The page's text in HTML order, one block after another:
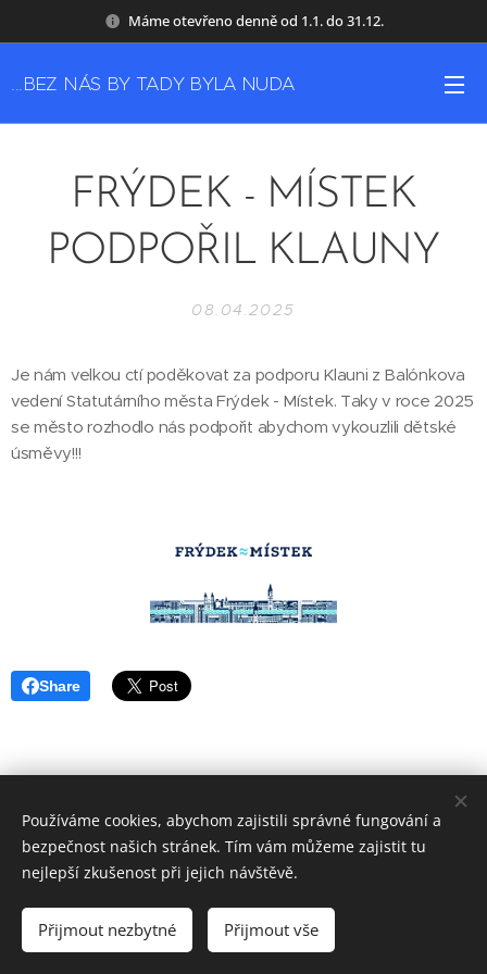
Máme otevřeno denně od 1.1. do 31.12.
...BEZ NÁS BY TADY BYLA NUDA
FRÝDEK - MÍSTEK
PODPOŘIL KLAUNY
08.04.2025
Je nám velkou ctí poděkovat za podporu Klauni z Balónkova
vedení Statutárního města Frýdek - Místek. Taky v roce 2025
se město rozhodlo nás podpořit abychom vykouzlili dětské
úsměvy!!!
Share
© 2022 Klauni z Balónkova
Vytvořeno službou Webnode
Používáme cookies, abychom zajistili správné fungování a
bezpečnost našich stránek. Tím vám můžeme zajistit tu
nejlepší zkušenost při jejich návštěvě.
Přijmout nezbytné Přijmout vše